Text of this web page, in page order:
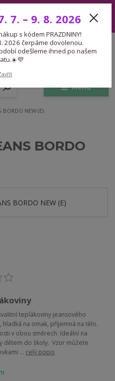
Objednávky přijaté v tomto období
našem návratu.☀️💜
Menu
CZK
NEW (E)
BORDO
teplákoviny jeansového
na omak, příjemná na tělo.
v obou směrech. Ideální na
dětem do školy. Vzor můžete
... celý popis
7. – 9. 8. 2026
s kódem PRAZDNINY!
2026 čerpáme dovolenou.
odešleme ihned po našem